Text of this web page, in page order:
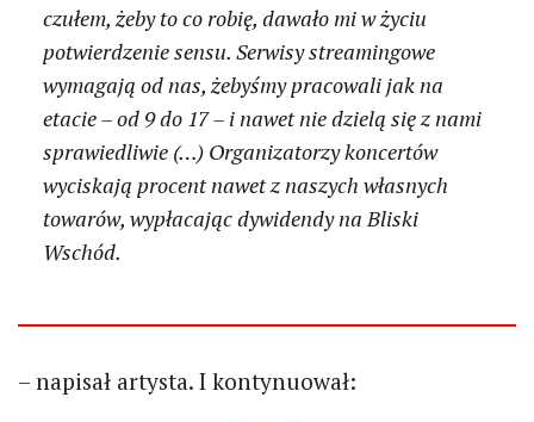
czułem, żeby to co robię, dawało mi w życiu
potwierdzenie sensu. Serwisy streamingowe
wymagają od nas, żebyśmy pracowali jak na
etacie – od 9 do 17 – i nawet nie dzielą się z nami
sprawiedliwie (…) Organizatorzy koncertów
wyciskają procent nawet z naszych własnych
towarów, wypłacając dywidendy na Bliski
Wschód.
– napisał artysta. I kontynuował: